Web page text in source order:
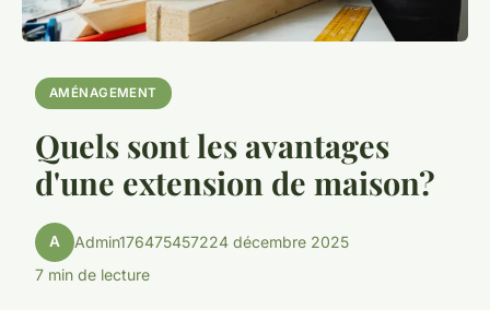
AMÉNAGEMENT
Quels sont les avantages
d'une extension de maison?
A Admin176475457224 décembre 2025
7 min de lecture